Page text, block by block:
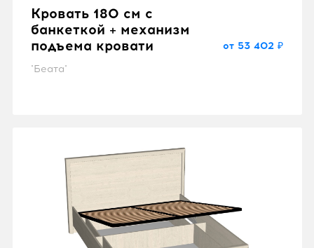
Кровать 180 см с
банкеткой + механизм
подъема кровати
"Беата"
от 53 402 ₽